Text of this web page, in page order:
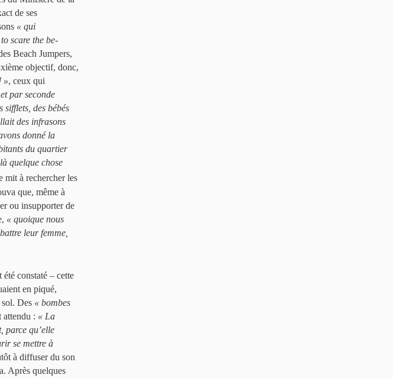
de ses
« qui
scare the be-
Beach Jumpers,
objectif, donc,
», ceux qui
par seconde
sifflets, des bébés
des infrasons
donné la
du quartier
quelque chose
mit à rechercher les
que, même à
ou insupporter de
« quoique nous
leur femme,
constaté – cette
en piqué,
Des « bombes
attendu : « La
parce qu’elle
se mettre à
à diffuser du son
Après quelques